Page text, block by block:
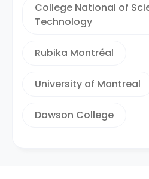
College National of
Technology
Rubika Montréal
University of Montreal
Dawson College